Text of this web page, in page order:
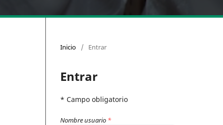
Inicio / Entrar
Entrar
* Campo obligatorio
Nombre usuario *